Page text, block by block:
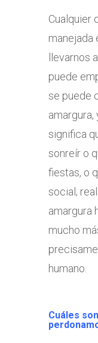
Cualquier
manejada
llevarnos
puede
se puede
amargura,
significa
sonreír o
fiestas, o
social;
amargura
mucho
humano.
Cuáles